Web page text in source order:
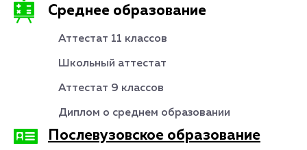
Среднее образование
Аттестат 11 классов
Школьный аттестат
Аттестат 9 классов
Диплом о среднем образовании
Послевузовское образование